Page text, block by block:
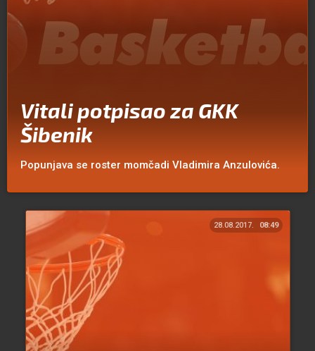
Vitali potpisao za GKK
Šibenik
Popunjava se roster momčadi Vladimira Anzulovića.
28.08.2017. 08:49